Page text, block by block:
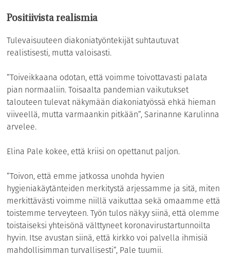
Positiivista realismia
Tulevaisuuteen diakoniatyöntekijät suhtautuvat
realistisesti, mutta valoisasti.
”Toiveikkaana odotan, että voimme toivottavasti palata
pian normaaliin. Toisaalta pandemian vaikutukset
talouteen tulevat näkymään diakoniatyössä ehkä hieman
viiveellä, mutta varmaankin pitkään”, Sarinanne Karulinna
arvelee.
Elina Pale kokee, että kriisi on opettanut paljon.
”Toivon, että emme jatkossa unohda hyvien
hygieniakäytänteiden merkitystä arjessamme ja sitä, miten
merkittävästi voimme niillä vaikuttaa sekä omaamme että
toistemme terveyteen. Työn tulos näkyy siinä, että olemme
toistaiseksi yhteisönä välttyneet koronavirustartunnoilta
hyvin. Itse avustan siinä, että kirkko voi palvella ihmisiä
mahdollisimman turvallisesti”, Pale tuumii.